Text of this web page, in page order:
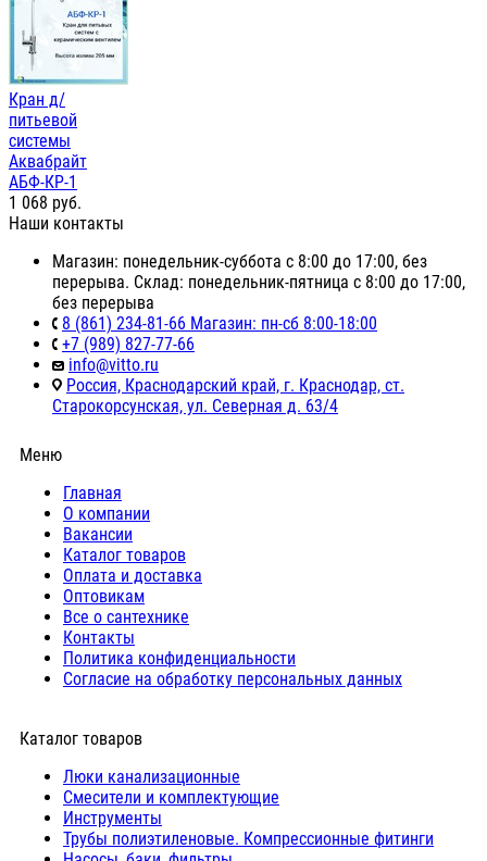
Кран д/
питьевой
системы
Аквабрайт
АБФ-КР-1
1 068 руб.
Наши контакты
Магазин: понедельник-суббота с 8:00 до 17:00, без
перерыва. Склад: понедельник-пятница с 8:00 до 17:00,
без перерыва
8 (861) 234-81-66 Магазин: пн-сб 8:00-18:00
+7 (989) 827-77-66
info@vitto.ru
Россия, Краснодарский край, г. Краснодар, ст.
Старокорсунская, ул. Северная д. 63/4
Меню
Главная
О компании
Вакансии
Каталог товаров
Оплата и доставка
Оптовикам
Все о сантехнике
Контакты
Политика конфиденциальности
Согласие на обработку персональных данных
Каталог товаров
Люки канализационные
Cмесители и комплектующие
Инструменты
Трубы полиэтиленовые. Компрессионные фитинги